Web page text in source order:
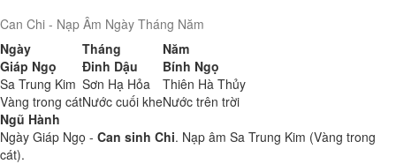
Can Chi - Nạp Âm Ngày Tháng Năm
Ngày
Tháng
Năm
Giáp Ngọ
Đinh Dậu
Bính Ngọ
Sa Trung Kim Sơn Hạ Hỏa
Thiên Hà Thủy
Vàng trong cátNước cuối kheNước trên trời
Ngũ Hành
Ngày Giáp Ngọ - Can sinh Chi. Nạp âm Sa Trung Kim (Vàng trong
cát).